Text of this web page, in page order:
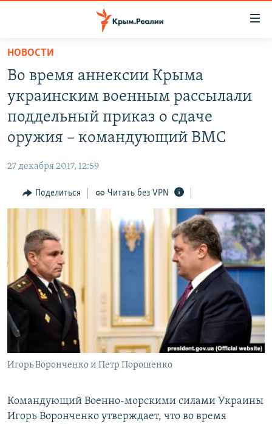
Вернуться
основному
содержанию
Вернутся
главной
Вернутся
поиску
СПЕЦПРОЕКТЫ
ВОДА
ИНТЕРАКТИВ
ИНФОГРАФИКА
ТЕЛЕПРОЕКТ КРЫМ.РЕАЛИИ
СОВЕТЫ ПРАВОЗАЩИТНИКОВ
ПРОПАВШИЕ БЕЗ ВЕСТИ
ПОБЕДИТЕЛЕЙ НЕ СУДЯТ?
КРЫМ.НЕПОКОРЕННЫЙ
УКРАИНСКАЯ ПРОБЛЕМА КРЫМА
РАДІО СВОБОДА
КАК ОБОЙТИ БЛОКИРОВКУ
Українською
Qırımtatar
ПРИСОЕДИНЯЙТЕСЬ!
Все сайты RFE/RL
НОВОСТИ
Во время аннексии Крыма
украинским военным рассылали
поддельный приказ о сдаче
оружия – командующий ВМС
27 декабря 2017, 12:59
Поделиться Читать без VPN
Игорь Воронченко и Петр Порошенко
Командующий Военно-морскими силами Украины
Игорь Воронченко утверждает, что во время